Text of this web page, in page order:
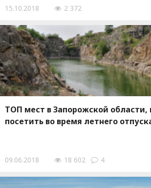
15.10.2018 2 372
ТОП мест в Запорожской области,
посетить во время летнего
09.06.2018 18 602 4